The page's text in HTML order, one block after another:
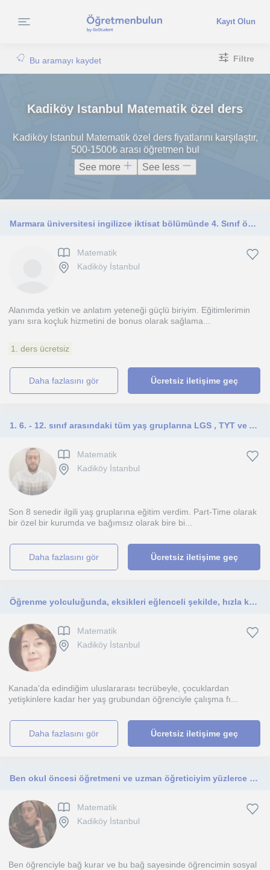
Kayıt Olun
Bu aramayı kaydet Filtre
Kadiköy Istanbul Matematik özel ders
Kadiköy Istanbul Matematik özel ders fiyatlarını karşılaştır,
500-1500₺ arası öğretmen bul
See more
See less
Marmara üniversitesi ingilizce iktisat bölümünde 4. Sınıf öğrencisiyim. Matematik ve ingilizce alanlarında yetkin birisiyim.
Matematik
Kadiköy İstanbul
Alanımda yetkin ve anlatım yeteneği güçlü biriyim. Eğitimlerimin
yanı sıra koçluk hizmetini de bonus olarak sağlama...
1. ders ücretsiz
daha fazlasını gör Ücretsiz iletişime geç
1. 6. - 12. sınıf arasındaki tüm yaş gruplarına LGS , TYT ve AYT matematik dersleri veriyorum.
Matematik
Kadiköy İstanbul
Son 8 senedir ilgili yaş gruplarına eğitim verdim. Part-Time olarak
bir özel bir kurumda ve bağımsız olarak bire bi...
daha fazlasını gör Ücretsiz iletişime geç
Öğrenme yolculuğunda, eksikleri eğlenceli şekilde, hızla kapatarak, başarıya ulaşmak isteyen öğrencilere özel ders veriyorum.
Matematik
Kadiköy İstanbul
Kanada'da edindiğim uluslararası tecrübeyle, çocuklardan
yetişkinlere kadar her yaş grubundan öğrenciyle çalışma fı...
daha fazlasını gör Ücretsiz iletişime geç
Ben okul öncesi öğretmeni ve uzman öğreticiyim yüzlerce öğrenciye hem metal hem de akademik anlamda koçluk yaptım
Matematik
Kadiköy İstanbul
Ben öğrenciyle bağ kurar ve bu bağ sayesinde öğrencimin sosyal